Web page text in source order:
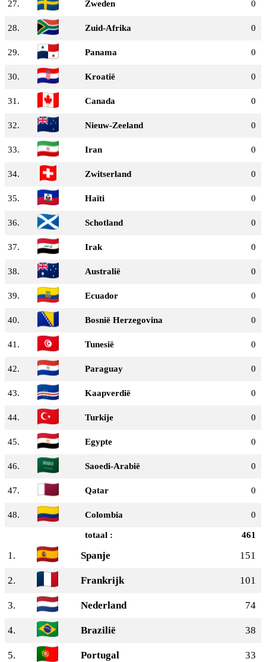
27. Zweden 0
28. Zuid-Afrika 0
29. Panama 0
30. Kroatië 0
31. Canada 0
32. Nieuw-Zeeland 0
33. Iran 0
34. Zwitserland 0
35. Haïti 0
36. Schotland 0
37. Irak 0
38. Australië 0
39. Ecuador 0
40. Bosnië Herzegovina 0
41. Tunesië 0
42. Paraguay 0
43. Kaapverdië 0
44. Turkije 0
45. Egypte 0
46. Saoedi-Arabië 0
47. Qatar 0
48. Colombia 0
totaal : 461
1. Spanje 151
2. Frankrijk 101
3. Nederland 74
4. Brazilië 38
5. Portugal 33